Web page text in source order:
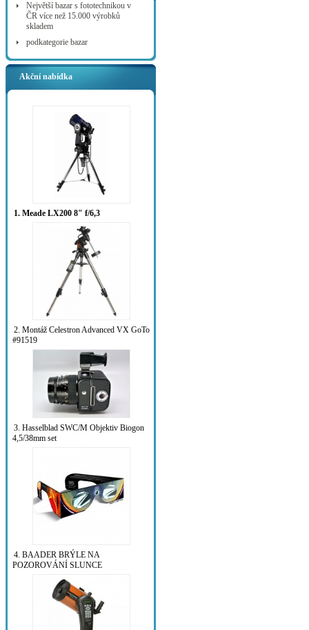
Největší bazar s fototechnikou v
ČR více než 15.000 výrobků
skladem
podkategorie bazar
Akční nabídka
1. Meade LX200 8" f/6,3
2. Montáž Celestron Advanced VX GoTo
#91519
3. Hasselblad SWC/M Objektiv Biogon
4,5/38mm set
4. BAADER BRÝLE NA
POZOROVÁNÍ SLUNCE